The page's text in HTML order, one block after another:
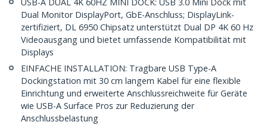
Dual Monitor DisplayPort, GbE-Anschluss; DisplayLink-
zertifiziert, DL 6950 Chipsatz unterstützt Dual DP 4K 60 Hz
Videoausgang und bietet umfassende Kompatibilität mit
Displays
EINFACHE INSTALLATION: Tragbare USB Type-A
Dockingstation mit 30 cm langem Kabel für eine flexible
Einrichtung und erweiterte Anschlussreichweite für Geräte
wie USB-A Surface Pros zur Reduzierung der
Anschlussbelastung